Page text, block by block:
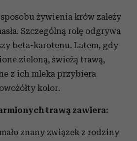
żywienia krów zależy
Szczególną rolę odgrywa
beta-karotenu. Latem, gdy
zieloną, świeżą trawą,
z ich mleka przybiera
kolor.
trawą zawiera:
znany związek z rodziny